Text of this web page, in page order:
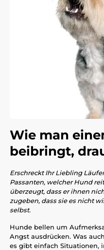
Wie man
beibringt,
Erschreckt Ihr Liebling
Passanten, welcher Hund
überzeugt, dass er ihnen
zugeben, dass sie es nicht
selbst.
Hunde bellen um
Angst ausdrücken. Was
es gibt einfach Situationen,